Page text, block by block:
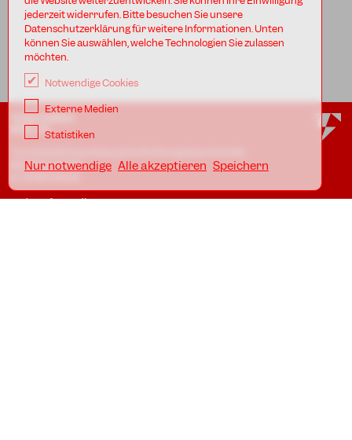
BERLIN
Möckernstr. 68
In den Uferstudios
jederzeit widerrufen. Bitte besuchen Sie unsere
Datenschutzerklärung für weitere Informationen. Unten
können Sie auswählen, welche Technologien Sie zulassen
möchten.
Notwendige Cookies
Externe Medien
Statistiken
Nur notwendige Alle akzeptieren Speichern